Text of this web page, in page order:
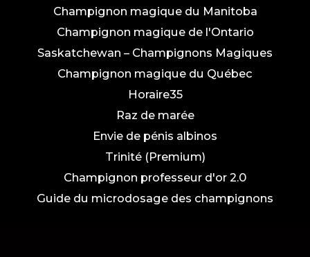
Champignon magique du Manitoba
Champignon magique de l'Ontario
Saskatchewan – Champignons Magiques
Champignon magique du Québec
Horaire35
Raz de marée
Envie de pénis albinos
Trinité (Premium)
Champignon professeur d'or 2.0
Guide du microdosage des champignons